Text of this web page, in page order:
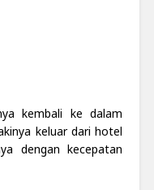
kembali ke dalam
keluar dari hotel
dengan kecepatan